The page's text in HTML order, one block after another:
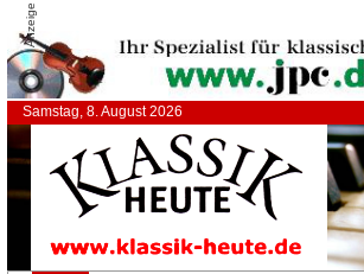
Anzeige
Samstag, 8. August 2026